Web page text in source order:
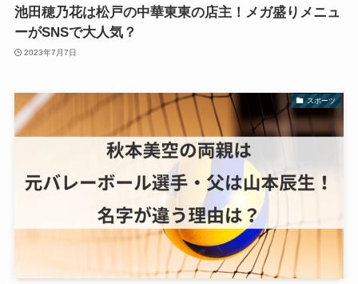
池田穂乃花は松戸の中華東東の店主！メガ盛りメニュ
ーがSNSで大人気？
2023年7月7日
スポーツ